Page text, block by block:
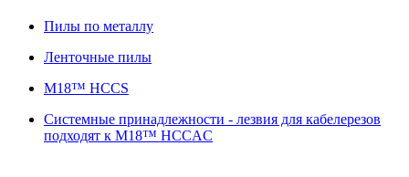
Пилы по металлу
Ленточные пилы
M18™ HCCS
Системные принадлежности - лезвия для кабелерезов
подходят к M18™ HCCAC